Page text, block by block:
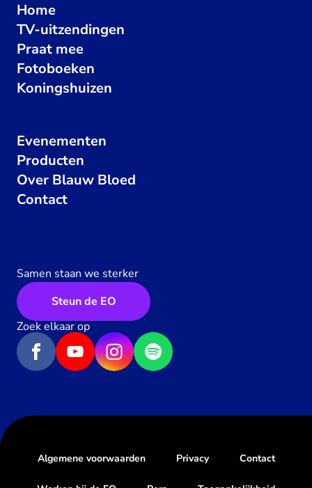
Home
TV-uitzendingen
Praat mee
Fotoboeken
Koningshuizen
Evenementen
Producten
Over Blauw Bloed
Contact
Samen staan we sterker
Steun de EO
Zoek elkaar op
Algemene voorwaarden Privacy Contact